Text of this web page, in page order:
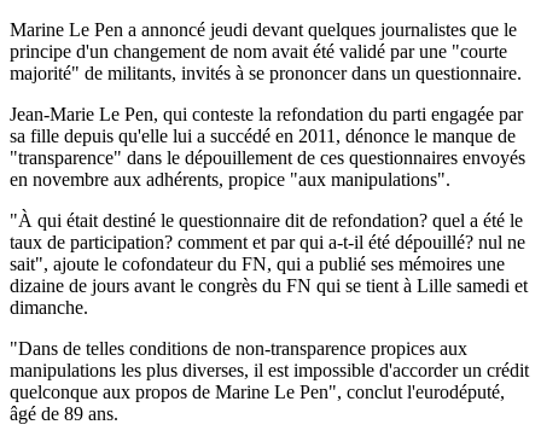
Marine Le Pen a annoncé jeudi devant quelques journalistes que le
principe d'un changement de nom avait été validé par une "courte
majorité" de militants, invités à se prononcer dans un questionnaire.
Jean-Marie Le Pen, qui conteste la refondation du parti engagée par
sa fille depuis qu'elle lui a succédé en 2011, dénonce le manque de
"transparence" dans le dépouillement de ces questionnaires envoyés
en novembre aux adhérents, propice "aux manipulations".
"À qui était destiné le questionnaire dit de refondation? quel a été le
taux de participation? comment et par qui a-t-il été dépouillé? nul ne
sait", ajoute le cofondateur du FN, qui a publié ses mémoires une
dizaine de jours avant le congrès du FN qui se tient à Lille samedi et
dimanche.
"Dans de telles conditions de non-transparence propices aux
manipulations les plus diverses, il est impossible d'accorder un crédit
quelconque aux propos de Marine Le Pen", conclut l'eurodéputé,
âgé de 89 ans.